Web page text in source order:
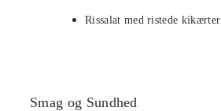
Rissalat med ristede kikærter
Smag og Sundhed